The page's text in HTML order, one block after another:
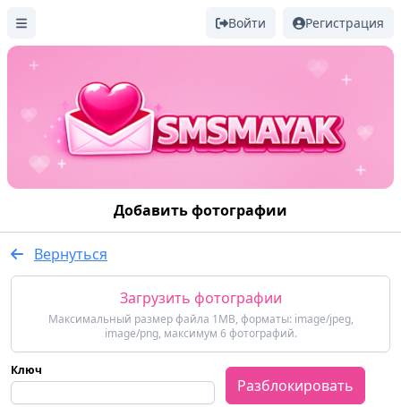
Войти Регистрация
Добавить фотографии
Вернуться
Загрузить фотографии
Максимальный размер файла 1MB, форматы: image/jpeg,
image/png, максимум 6 фотографий.
Ключ
Разблокировать